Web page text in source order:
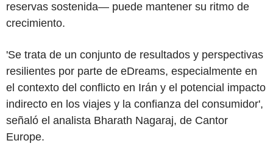
reservas sostenida— puede mantener su ritmo de
crecimiento.
'Se trata de un conjunto de resultados y perspectivas
resilientes por parte de eDreams, especialmente en
el contexto del conflicto en Irán y el potencial impacto
indirecto en los viajes y la confianza del consumidor',
señaló el analista Bharath Nagaraj, de Cantor
Europe.